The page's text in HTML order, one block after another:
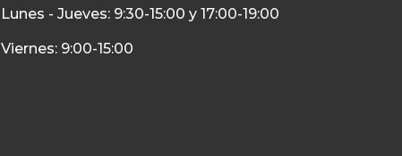
Lunes - Jueves: 9:30-15:00 y 17:00-19:00
Viernes: 9:00-15:00